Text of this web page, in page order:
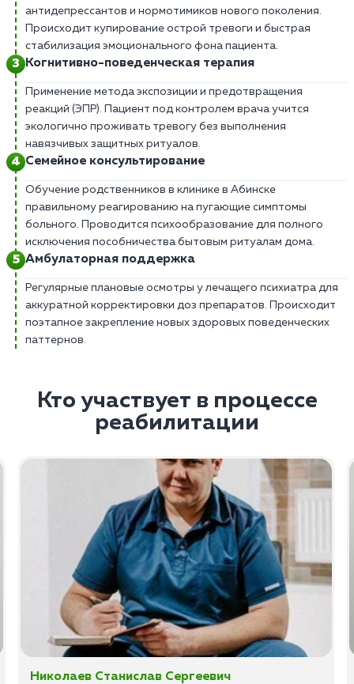
антидепрессантов и нормотимиков нового поколения.
Происходит купирование острой тревоги и быстрая
стабилизация эмоционального фона пациента.
Когнитивно-поведенческая терапия
Применение метода экспозиции и предотвращения
реакций (ЭПР). Пациент под контролем врача учится
экологично проживать тревогу без выполнения
навязчивых защитных ритуалов.
Семейное консультирование
Обучение родственников в клинике в Абинске
правильному реагированию на пугающие симптомы
больного. Проводится психообразование для полного
исключения пособничества бытовым ритуалам дома.
Амбулаторная поддержка
Регулярные плановые осмотры у лечащего психиатра для
аккуратной корректировки доз препаратов. Происходит
поэтапное закрепление новых здоровых поведенческих
паттернов.
Кто участвует в процессе
реабилитации
Николаев Станислав Сергеевич